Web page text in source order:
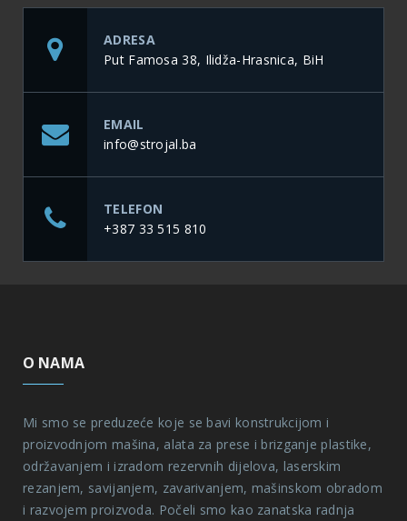
ADRESA
Put Famosa 38, Ilidža-Hrasnica, BiH
EMAIL
info@strojal.ba
TELEFON
+387 33 515 810
O NAMA
Mi smo se preduzeće koje se bavi konstrukcijom i
proizvodnjom mašina, alata za prese i brizganje plastike,
održavanjem i izradom rezervnih dijelova, laserskim
rezanjem, savijanjem, zavarivanjem, mašinskom obradom
i razvojem proizvoda. Počeli smo kao zanatska radnja